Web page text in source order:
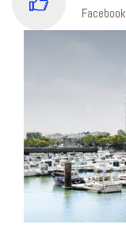
Facebook